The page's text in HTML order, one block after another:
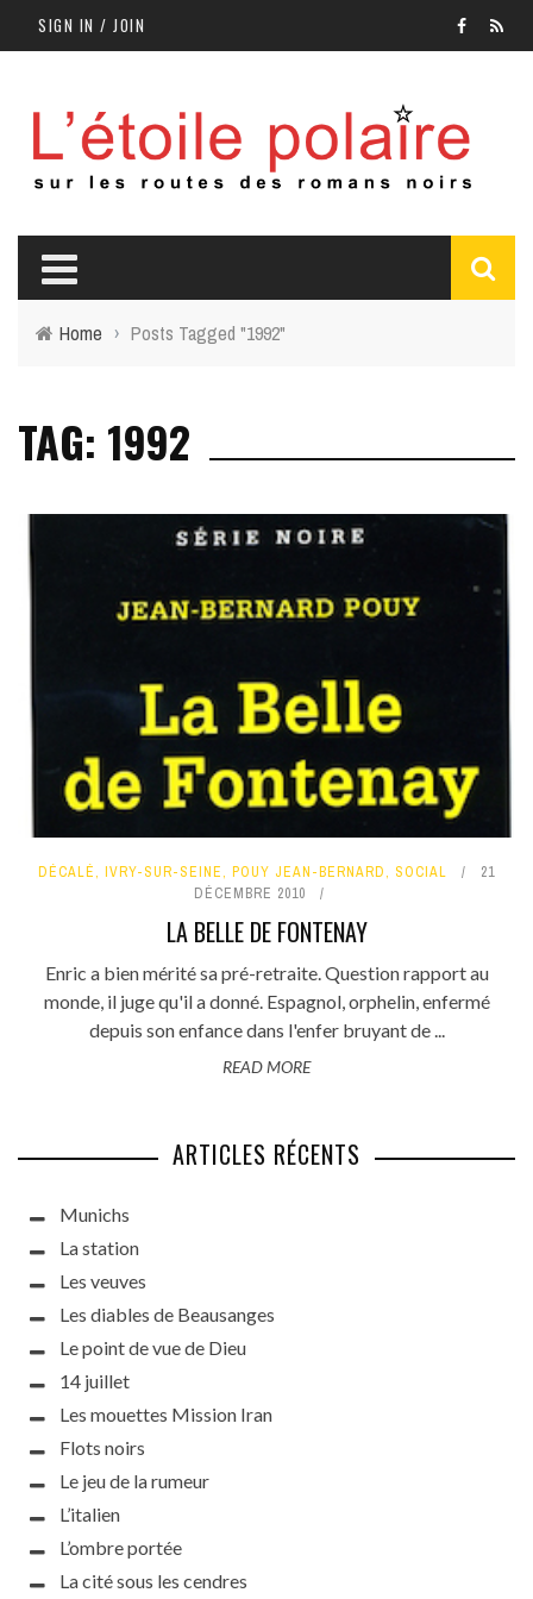
SIGN IN / JOIN
Home › Posts Tagged "1992"
TAG: 1992
DÉCALÉ, IVRY-SUR-SEINE, POUY JEAN-BERNARD, SOCIAL
21
DÉCEMBRE 2010
LA BELLE DE FONTENAY
Enric a bien mérité sa pré-retraite. Question rapport au
monde, il juge qu'il a donné. Espagnol, orphelin, enfermé
depuis son enfance dans l'enfer bruyant de ...
READ MORE
ARTICLES RÉCENTS
Munichs
La station
Les veuves
Les diables de Beausanges
Le point de vue de Dieu
14 juillet
Les mouettes Mission Iran
Flots noirs
Le jeu de la rumeur
L’italien
L’ombre portée
La cité sous les cendres